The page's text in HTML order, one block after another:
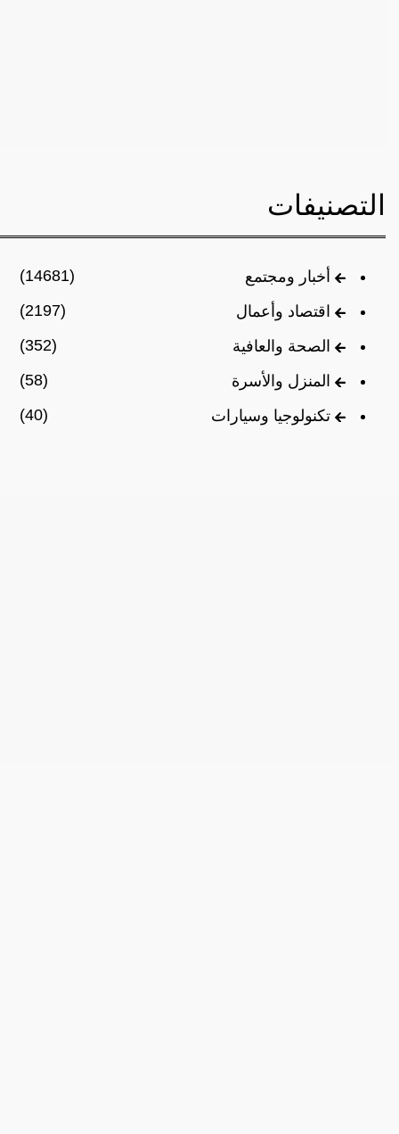
التصنيفات
أخبار ومجتمع
(14681)
اقتصاد وأعمال
(2197)
الصحة والعافية
(352)
المنزل والأسرة
(58)
تكنولوجيا وسيارات
(40)